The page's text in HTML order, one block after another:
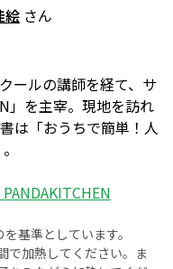
絵 さん
ールの講師を経て、サ
」を主宰。現地を訪れ
は「おうちで簡単！人
基準としています。
で加熱してください。ま